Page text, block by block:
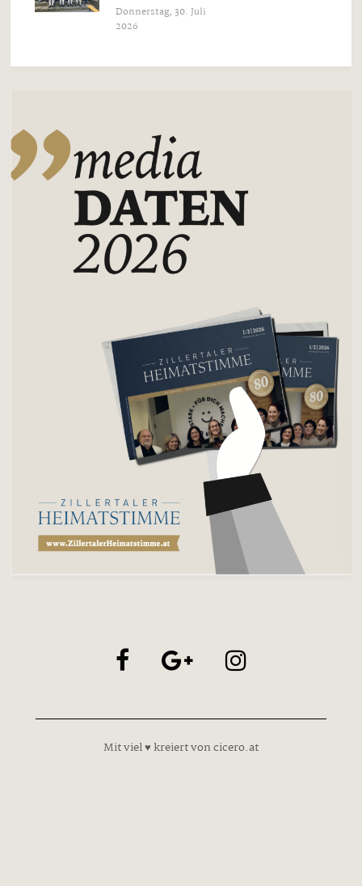
Donnerstag, 30. Juli
2026
Mit viel ♥ kreiert von cicero.at